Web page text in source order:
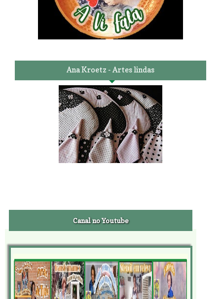
Ana Kroetz - Artes lindas
Canal no Youtube